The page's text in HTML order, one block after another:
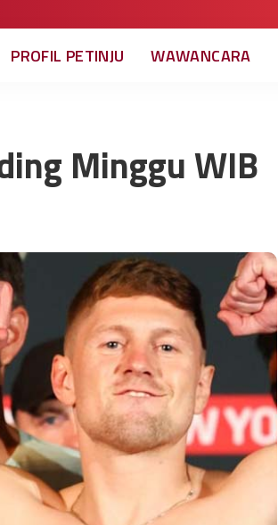
PROFIL PETINJU WAWANCARA
Minggu WIB